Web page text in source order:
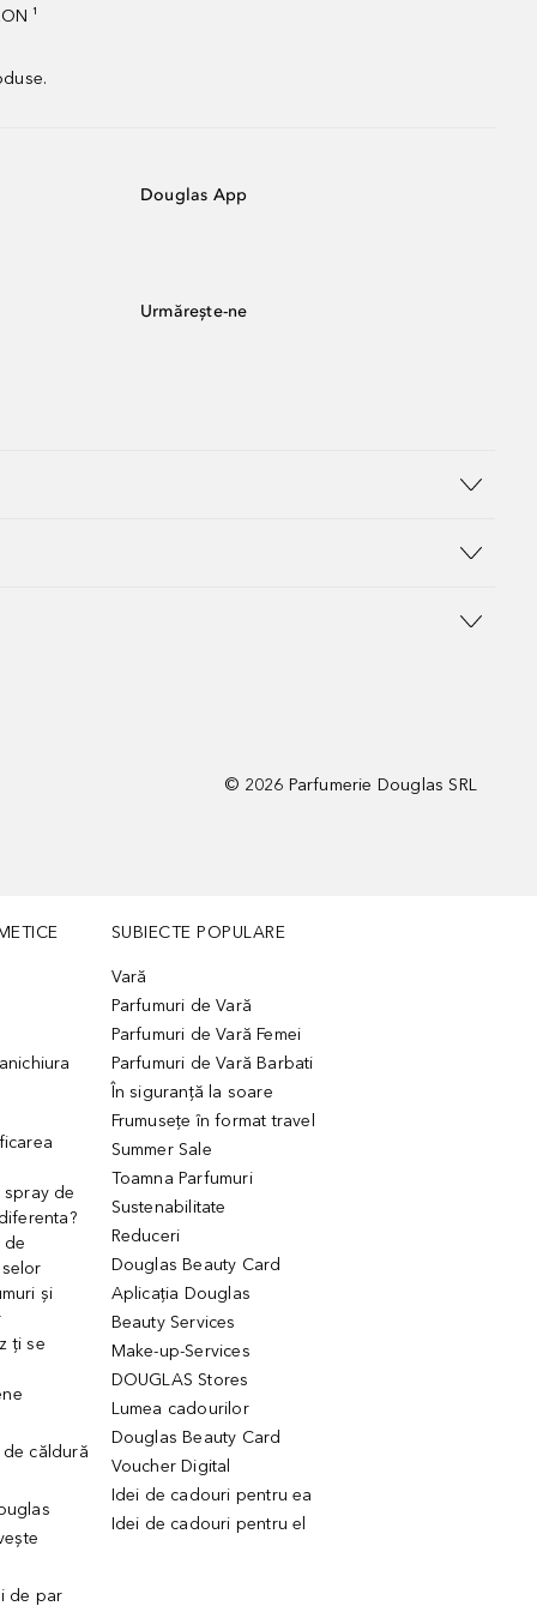
¹
Douglas App
Urmărește-ne
© 2026 Parfumerie Douglas SRL
spray de
de
și
ți se
căldură
de par
SUBIECTE POPULARE
Vară
Parfumuri de Vară
Parfumuri de Vară Femei
Parfumuri de Vară Barbati
În siguranță la soare
Frumusețe în format travel
Summer Sale
Toamna Parfumuri
Sustenabilitate
Reduceri
Douglas Beauty Card
Aplicația Douglas
Beauty Services
Make-up-Services
DOUGLAS Stores
Lumea cadourilor
Douglas Beauty Card
Voucher Digital
Idei de cadouri pentru ea
Idei de cadouri pentru el